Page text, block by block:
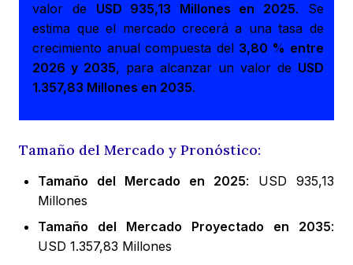
valor de USD 935,13 Millones en 2025. Se
estima que el mercado crecerá a una tasa de
crecimiento anual compuesta del 3,80 % entre
2026 y 2035, para alcanzar un valor de USD
1.357,83 Millones en 2035.
Tamaño del Mercado y Pronóstico:
Tamaño del Mercado en 2025: USD 935,13
Millones
Tamaño del Mercado Proyectado en 2035:
USD 1.357,83 Millones